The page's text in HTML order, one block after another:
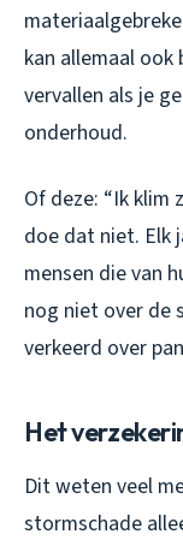
kan allemaal ook
vervallen als je
onderhoud.
Of deze: “Ik klim
doe dat niet. Elk
mensen die van
nog niet over de
verkeerd over
Het
Dit weten veel
stormschade